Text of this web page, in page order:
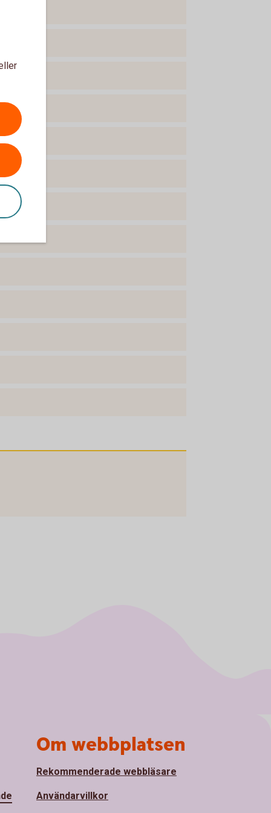
Om webbplatsen
Rekommenderade webbläsare
Användarvillkor